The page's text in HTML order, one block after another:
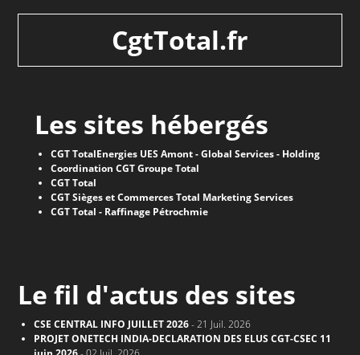
CgtTotal.fr
Les sites hébergés
CGT TotalEnergies UES Amont - Global Services - Holding
Coordination CGT Groupe Total
CGT Total
CGT Sièges et Commerces Total Marketing Services
CGT Total - Raffinage Pétrochmie
Le fil d'actus des sites
CSE CENTRAL INFO JUILLET 2026- 21 Juil. 2026
PROJET ONETECH INDIA-DECLARATION DES ELUS CGT-CSEC 11